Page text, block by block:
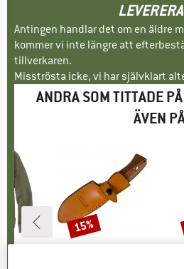
Antingen handlar det om en äldre
kommer vi inte längre att
tillverkaren.
Misströsta icke, vi har självklart
ANDRA SOM TITTADE
ÄVEN
Rabatt
15%